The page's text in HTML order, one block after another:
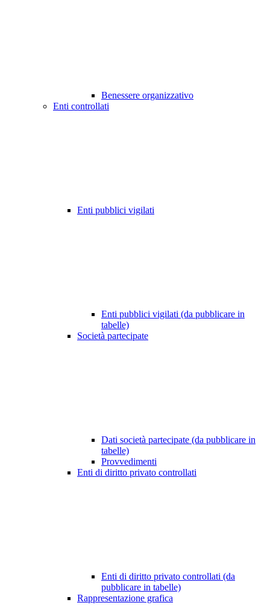
Benessere organizzativo
Enti controllati
Enti pubblici vigilati
Enti pubblici vigilati (da pubblicare in
tabelle)
Società partecipate
Dati società partecipate (da pubblicare in
tabelle)
Provvedimenti
Enti di diritto privato controllati
Enti di diritto privato controllati (da
pubblicare in tabelle)
Rappresentazione grafica